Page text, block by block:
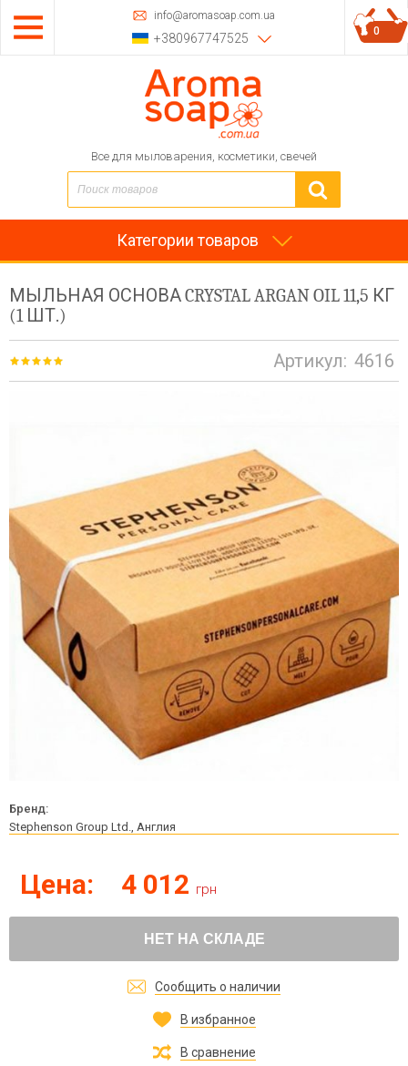
info@aromasoap.com.ua
+380967747525
Все для мыловарения, косметики, свечей
0
Категории товаров
МЫЛЬНАЯ ОСНОВА CRYSTAL ARGAN OIL 11,5 КГ
(1 ШТ.)
Артикул: 4616
Бренд:
Stephenson Group Ltd., Англия
Цена: 4 012 грн
НЕТ НА СКЛАДЕ
Сообщить о наличии
В избранное
В сравнение